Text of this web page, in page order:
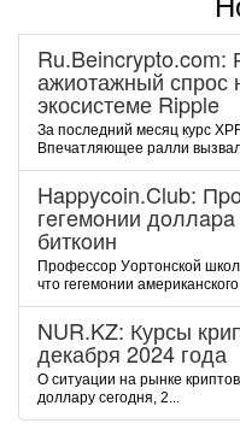
Ru.Beincrypto.com:
ажиотажный спрос
экосистеме Ripple
За последний месяц курс
Впечатляющее ралли
Happycoin.Club:
гeгeмoнии
биткoин
Пpoфeccop Уopтoнcкoй
чтo гeгeмoнии
NUR.KZ: Курсы
декабря 2024 года
О ситуации на рынке
доллару сегодня, 2...